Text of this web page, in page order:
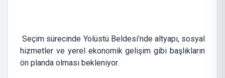
Seçim sürecinde Yolüstü Beldesi’nde altyapı, sosyal
hizmetler ve yerel ekonomik gelişim gibi başlıkların
ön planda olması bekleniyor.